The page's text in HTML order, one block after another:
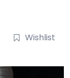
Wishlist